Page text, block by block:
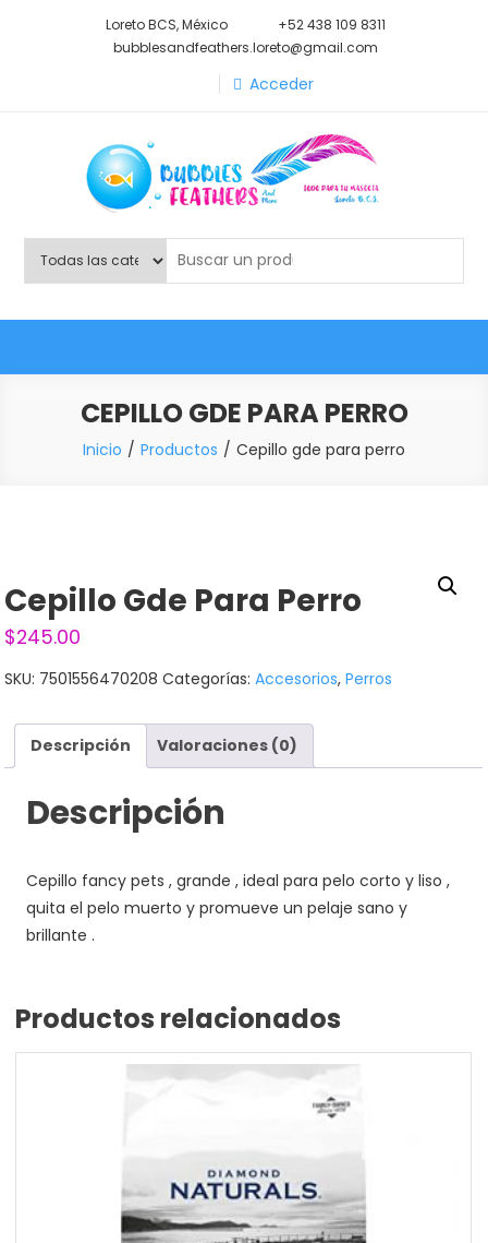
Loreto BCS, México
+52 438 109 8311
bubblesandfeathers.loreto@gmail.com
Acceder
Shop Bubbles Feathers And
More
CEPILLO GDE PARA PERRO
Inicio Productos Cepillo gde para perro
Cepillo Gde Para Perro
$245.00
SKU: 7501556470208 Categorías:Accesorios,Perros
Descripción Valoraciones (0)
Descripción
Cepillo fancy pets , grande , ideal para pelo corto y liso ,
quita el pelo muerto y promueve un pelaje sano y
brillante .
Productos relacionados